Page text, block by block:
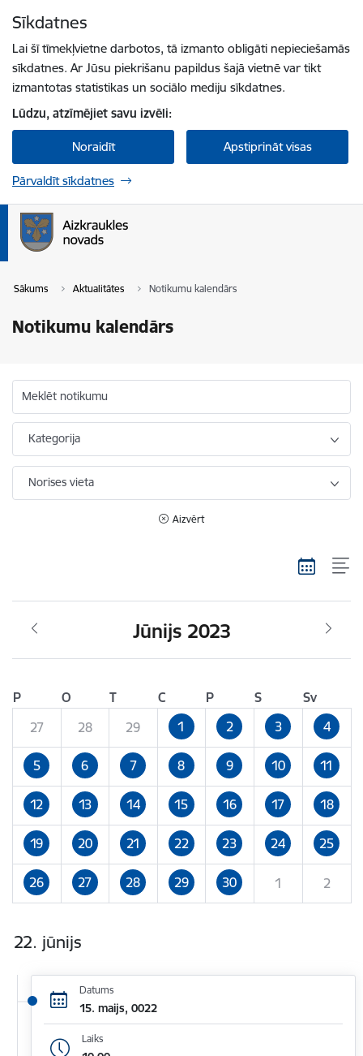
Sīkdatnes
Lai šī tīmekļvietne darbotos, tā izmanto obligāti nepieciešamās
sīkdatnes. Ar Jūsu piekrišanu papildus šajā vietnē var tikt
izmantotas statistikas un sociālo mediju sīkdatnes.
Lūdzu, atzīmējiet savu izvēli:
Noraidīt Apstiprināt visas
Pārvaldīt sīkdatnes
Sākums Aktualitātes Notikumu kalendārs
Notikumu kalendārs
Meklēt notikumu
Kategorija
Norises vieta
Aizvērt
Jūnijs 2023
P O T C P S
Sv
27
28 29 1 2 3 4
5 6 7 8 9 10 11
12 13 14 15 16 17 18
19 20 21 22 23 24 25
26 27 28 29 30 1 2
22. jūnijs
Datums
15. maijs, 0022
Laiks